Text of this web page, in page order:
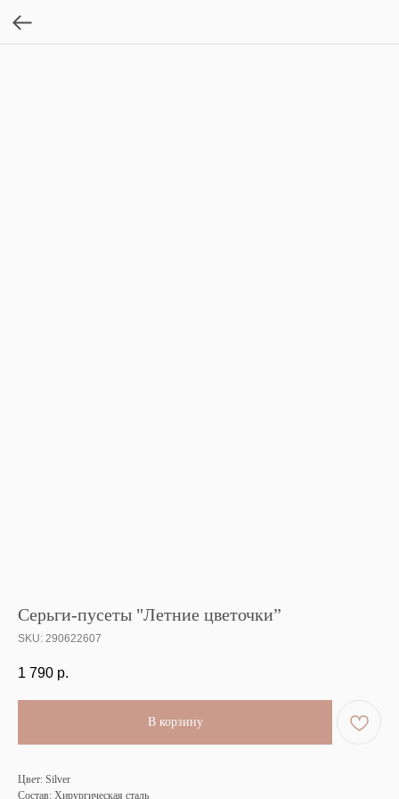
Серьги-пусеты "Летние цветочки”
SKU: 290622607
1 790 р.
В корзину
Цвет: Silver
Состав: Хирургическая сталь